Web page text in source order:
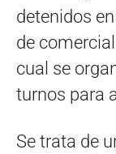
detenidos
de
cual se
turnos para
Se trata de